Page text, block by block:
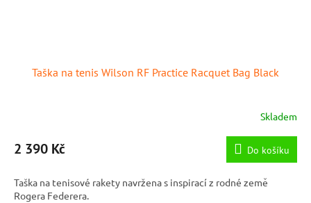
Taška na tenis Wilson RF Practice Racquet Bag Black
Skladem
2 390 Kč Do košíku
Taška na tenisové rakety navržena s inspirací z rodné země
Rogera Federera.